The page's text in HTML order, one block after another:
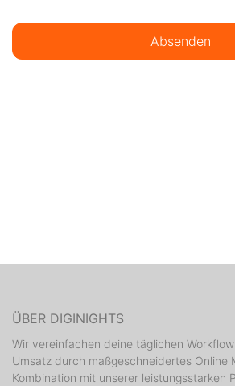
Absenden
ÜBER DIGINIGHTS
Wir vereinfachen deine täglichen
Umsatz durch maßgeschneidertes Online
Kombination mit unserer leistungsstarken